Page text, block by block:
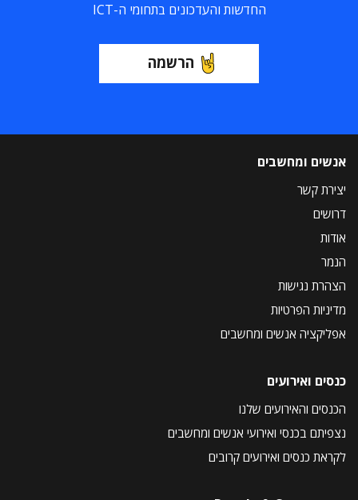
החדשות והעדכונים בתחומי ה-ICT
הרשמה
אנשים ומחשבים
יצירת קשר
דרושים
אודות
הנמר
הצהרת נגישות
מדיניות הפרטיות
אפליקציה אנשים ומחשבים
כנסים ואירועים
הכנסים והאירועים שלנו
נצפיתם בכנסי ואירועי אנשים ומחשבים
לקראת כנסים ואירועים קרובים